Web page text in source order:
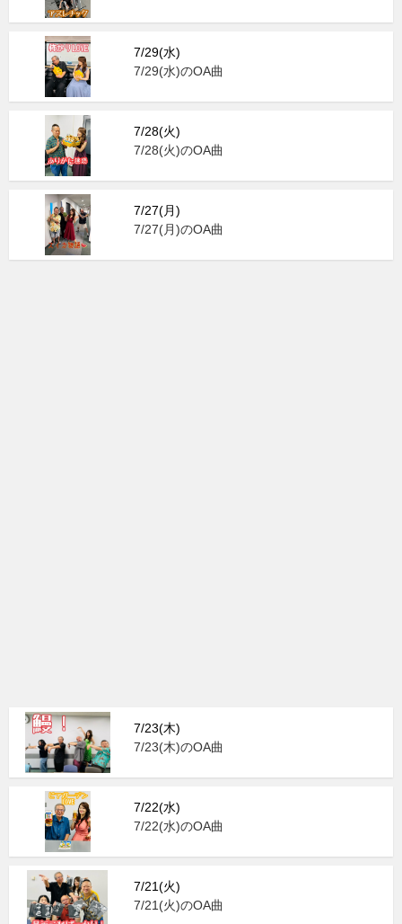
7/29(水)
7/29(水)のOA曲
7/28(火)
7/28(火)のOA曲
7/27(月)
7/27(月)のOA曲
7/23(木)
7/23(木)のOA曲
7/22(水)
7/22(水)のOA曲
7/21(火)
7/21(火)のOA曲